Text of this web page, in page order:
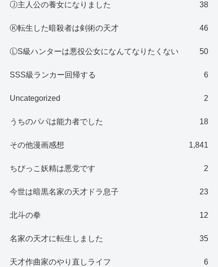
Ⓙ主人公の養女になりました 38
Ⓚ転生した暗殺者は剣術の天才 46
ⓁS級ハンターは悪役公女になんてなりたくない 50
SSS級ランカー回帰する 6
Uncategorized 2
うちのパパは能力者でした 18
その他漫画感想 1,841
ちびっこ妖精は悪党です 2
今世は暗黒名家の天才ドラ息子 23
北斗の拳 12
名家の天才に転生しました 35
天才作曲家のやり直しライフ 6